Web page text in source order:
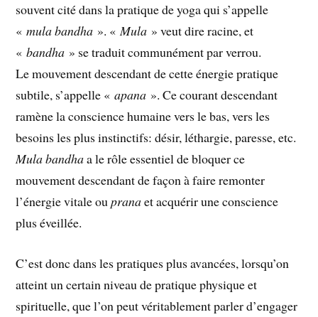
souvent cité dans la pratique de yoga qui s’appelle
«mula bandha ». «Mula » veut dire racine, et
«bandha » se traduit communément par verrou.
Le mouvement descendant de cette énergie pratique
subtile, s’appelle «apana ». Ce courant descendant
ramène la conscience humaine vers le bas, vers les
besoins les plus instinctifs: désir, léthargie, paresse, etc.
Mula bandhaa le rôle essentiel de bloquer ce
mouvement descendant de façon à faire remonter
l’énergie vitale oupranaet acquérir une conscience
plus éveillée.
C’est donc dans les pratiques plus avancées, lorsqu’on
atteint un certain niveau de pratique physique et
spirituelle, que l’on peut véritablement parler d’engager